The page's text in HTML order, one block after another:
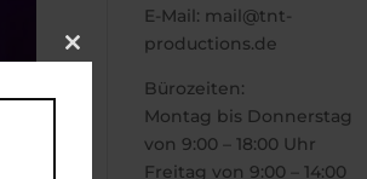
E-Mail: mail@tnt-
productions.de
Bürozeiten:
Montag bis Donnerstag
von 9:00 – 18:00 Uhr
Freitag von 9:00 – 14:00
Close